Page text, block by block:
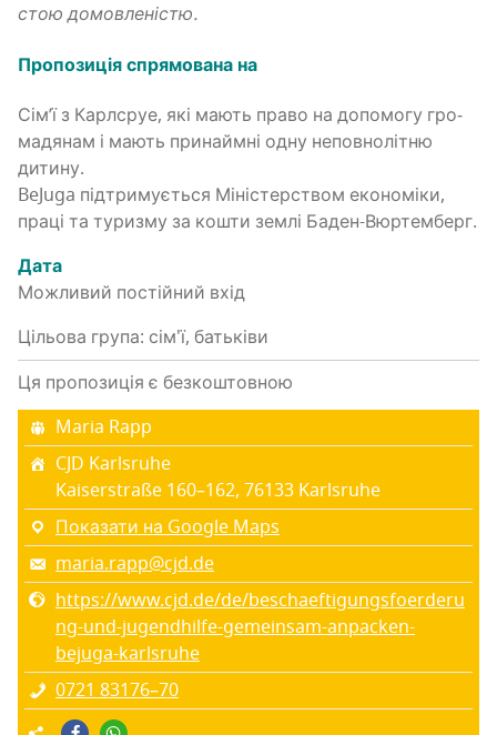
стою домовленістю.
Про­по­зи­ція спря­мо­ва­на на
Сім’ї з Карл­сруе, які мають пра­во на допо­мо­гу гро­
ма­дя­нам і мають при­найм­ні одну непов­но­лі­тню
дитину.
BeJuga під­три­му­є­ться Міні­стер­ством еко­но­мі­ки,
пра­ці та тури­зму за кошти зем­лі Баден-Вюртемберг.
Дата
Можли­вий постій­ний вхід
Цільова група: сім'ї, батьківи
Ця пропозиція є безкоштовною
Maria Rapp
CJD Karlsruhe
Kaiserstraße 160–162, 76133 Karlsruhe
Показати на Google Maps
maria.rapp@cjd.de
https://www.cjd.de/de/beschaeftigungsfoerderu
ng-und-jugendhilfe-gemeinsam-anpacken-
bejuga-karlsruhe
0721 83176–70